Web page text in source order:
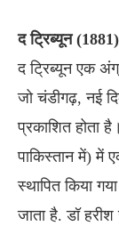
द ट्रिब्यून (1881)
द ट्रिब्यून एक
जो चंडीगढ़, नई
प्रकाशित होता
पाकिस्तान में) में
स्थापित किया
जाता है. डॉ